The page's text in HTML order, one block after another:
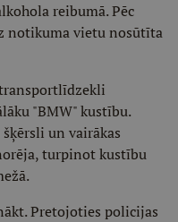
reibumā. Pēc
notikuma vietu nosūtīta
"BMW" kustību.
un vairākas
turpinot kustību
Pretojoties policijas